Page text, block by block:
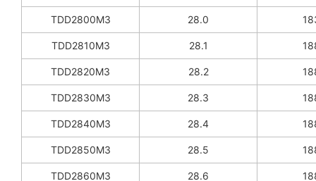
TDD2800M3 28.0
TDD2810M3 28.1
TDD2820M3 28.2
TDD2830M3 28.3
TDD2840M3 28.4
TDD2850M3 28.5
TDD2860M3 28.6